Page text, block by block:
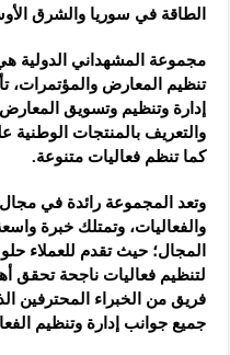
الطاقة في سوريا والشرق
مجموعة المشهداني
إدارة وتنظيم وتسويق
والتعريف بالمنتجات الوطنية
كما تنظم فعاليات متنوعة.
وتعد المجموعة رائدة في
المجال؛ حيث تقدم للعملاء
لتنظيم فعاليات ناجحة تحقق
فريق من الخبراء المحترفين
جميع جوانب إدارة وتنظيم